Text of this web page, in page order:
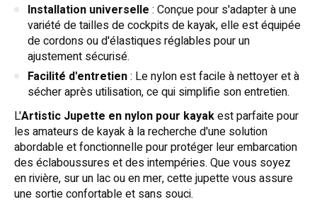
Installation universelle : Conçue pour s'adapter à une
variété de tailles de cockpits de kayak, elle est équipée
de cordons ou d'élastiques réglables pour un
ajustement sécurisé.
Facilité d'entretien: Le nylon est facile à nettoyer et à
sécher après utilisation, ce qui simplifie son entretien.
L'Artistic Jupette en nylon pour kayakest parfaite pour
les amateurs de kayak à la recherche d'une solution
abordable et fonctionnelle pour protéger leur embarcation
des éclaboussures et des intempéries. Que vous soyez
en rivière, sur un lac ou en mer, cette jupette vous assure
une sortie confortable et sans souci.